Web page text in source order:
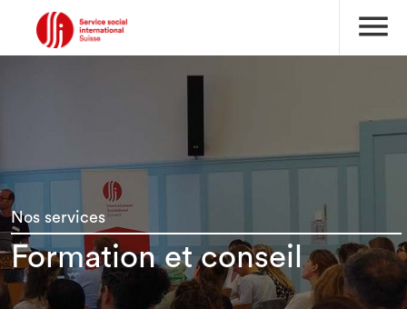
menu
Nos services
Formation et conseil